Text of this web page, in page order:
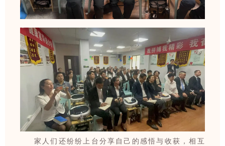
家人们还纷纷上台分享自己的感悟与收获，相互